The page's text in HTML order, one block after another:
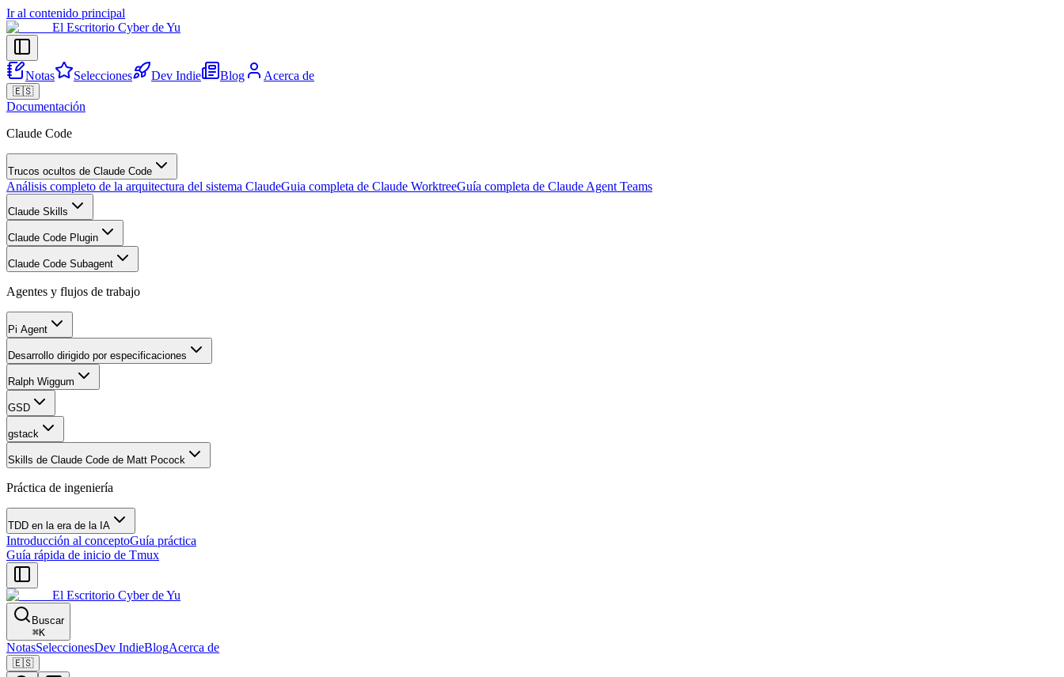
Ir al contenido principal
El Escritorio Cyber de Yu
Notas Selecciones Dev Indie Blog Acerca de
🇪🇸
Documentación
Claude Code
Trucos ocultos de Claude Code
Análisis completo de la arquitectura del sistema ClaudeGuia completa de Claude WorktreeGuía completa de Claude Agent Teams
Claude Skills
Claude Code Plugin
Claude Code Subagent
Agentes y flujos de trabajo
Pi Agent
Desarrollo dirigido por especificaciones
Ralph Wiggum
GSD
gstack
Skills de Claude Code de Matt Pocock
Práctica de ingeniería
TDD en la era de la IA
Introducción al conceptoGuía práctica
Guía rápida de inicio de Tmux
El Escritorio Cyber de Yu
Buscar
⌘K
NotasSeleccionesDev IndieBlogAcerca de
🇪🇸